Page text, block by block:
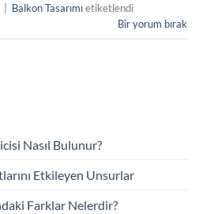
Balkon Tasarımıetiketlendi
Bir yorum bırak
Nasıl Bulunur?
Etkileyen Unsurlar
Farklar Nelerdir?